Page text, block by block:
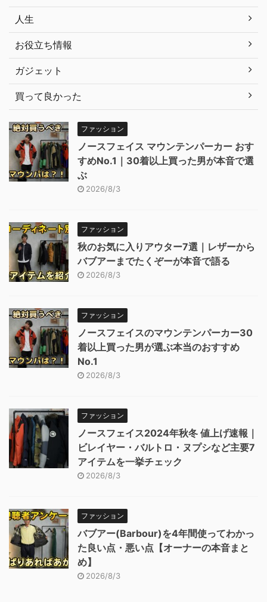
人生
お役立ち情報
ガジェット
買って良かった
ファッション
ノースフェイス マウンテンパーカー おす
すめNo.1｜30着以上買った男が本音で選
ぶ
2026/8/3
ファッション
秋のお気に入りアウター7選｜レザーから
バブアーまでたくぞーが本音で語る
2026/8/3
ファッション
ノースフェイスのマウンテンパーカー30
着以上買った男が選ぶ本当のおすすめ
No.1
2026/8/3
ファッション
ノースフェイス2024年秋冬 値上げ速報｜
ビレイヤー・バルトロ・ヌプシなど主要7
アイテムを一挙チェック
2026/8/3
ファッション
バブアー(Barbour)を4年間使ってわかっ
た良い点・悪い点【オーナーの本音まと
め】
2026/8/3